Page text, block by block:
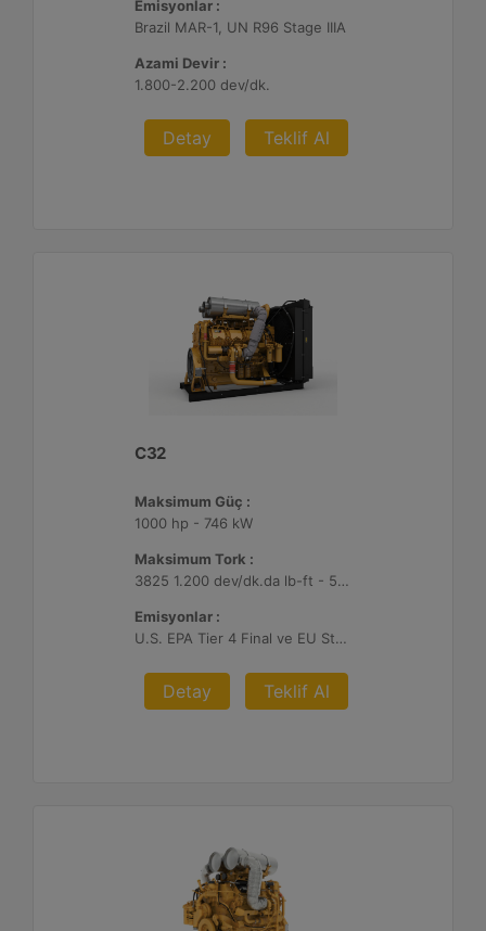
Emisyonlar :
Brazil MAR-1, UN R96 Stage IIIA
Azami Devir :
1.800-2.200 dev/dk.
Detay Teklif Al
C32
Maksimum Güç :
1000 hp - 746 kW
Maksimum Tork :
3825 1.200 dev/dk.da lb-ft - 5186 1.200 dev/dk.da Nm
Emisyonlar :
U.S. EPA Tier 4 Final ve EU Stage V
Detay Teklif Al